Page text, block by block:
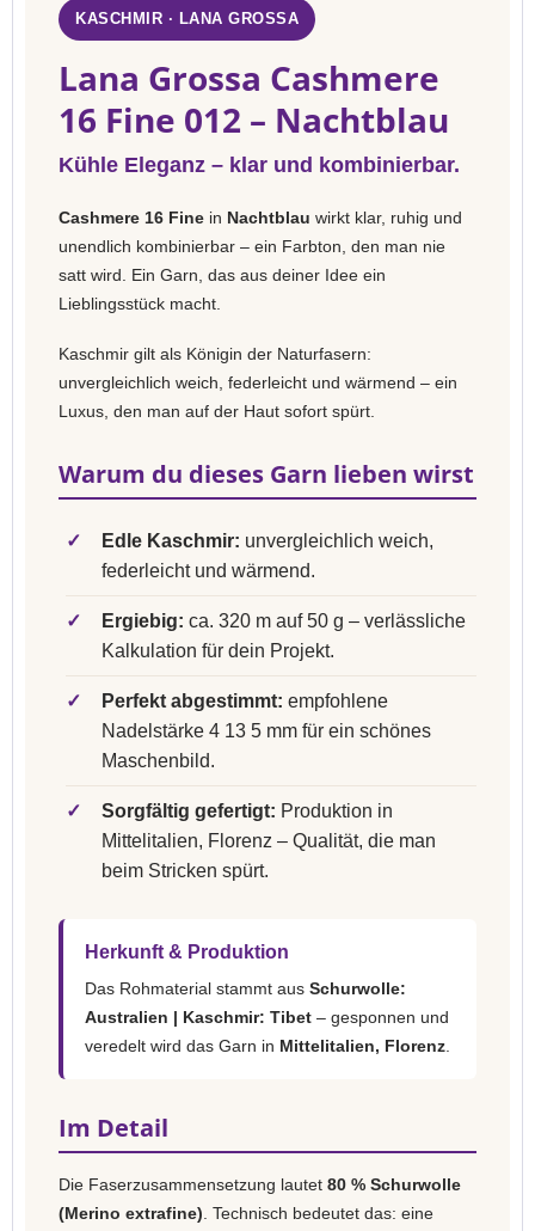
KASCHMIR · LANA GROSSA
Lana Grossa Cashmere
16 Fine 012 – Nachtblau
Kühle Eleganz – klar und kombinierbar.
Cashmere 16 Fine in Nachtblau wirkt klar, ruhig und
unendlich kombinierbar – ein Farbton, den man nie
satt wird. Ein Garn, das aus deiner Idee ein
Lieblingsstück macht.
Kaschmir gilt als Königin der Naturfasern:
unvergleichlich weich, federleicht und wärmend – ein
Luxus, den man auf der Haut sofort spürt.
Warum du dieses Garn lieben wirst
✓ Edle Kaschmir: unvergleichlich weich,
federleicht und wärmend.
✓ Ergiebig: ca. 320 m auf 50 g – verlässliche
Kalkulation für dein Projekt.
✓ Perfekt abgestimmt: empfohlene
Nadelstärke 4 13 5 mm für ein schönes
Maschenbild.
✓ Sorgfältig gefertigt: Produktion in
Mittelitalien, Florenz – Qualität, die man
beim Stricken spürt.
Herkunft & Produktion
Das Rohmaterial stammt aus Schurwolle:
Australien | Kaschmir: Tibet – gesponnen und
veredelt wird das Garn in Mittelitalien, Florenz
Im Detail
Die Faserzusammensetzung lautet 80 % Schurwolle
(Merino extrafine) . Technisch bedeutet das: eine